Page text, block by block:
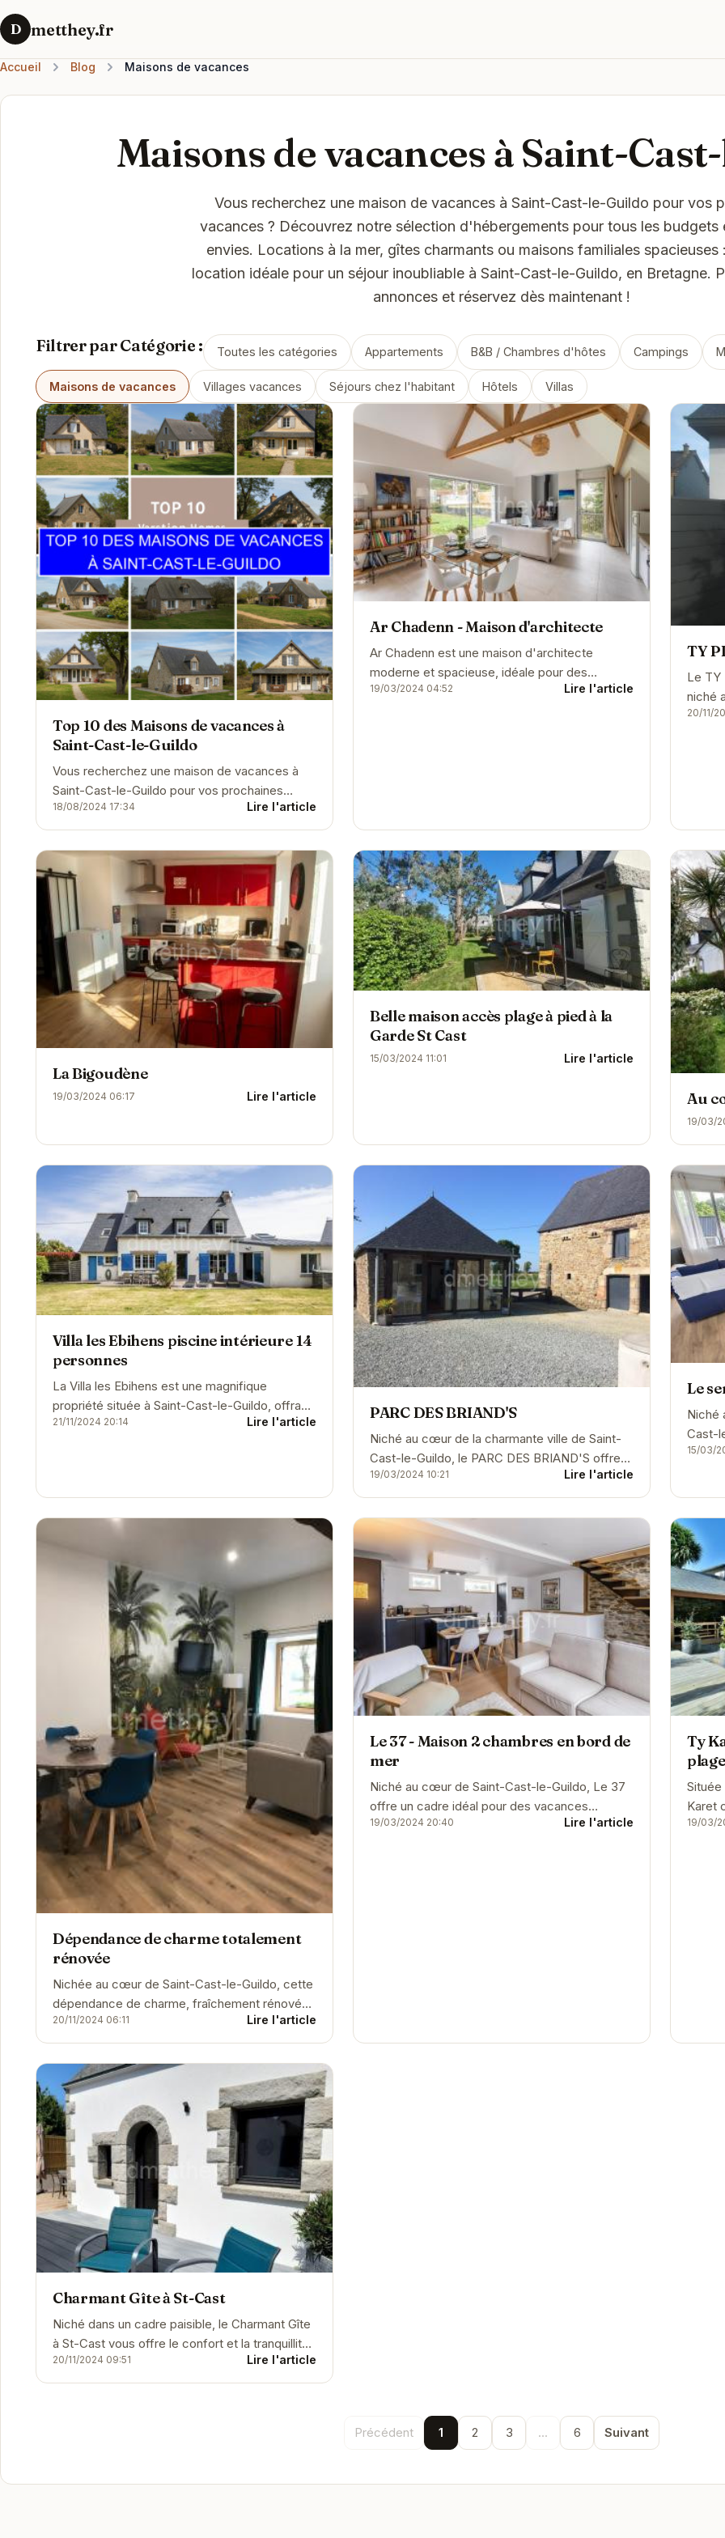
D metthey.fr
Accueil Blog Maisons de vacances
Maisons de vacances à Saint-
Vous recherchez une maison de vacances à Saint-Cast-le-Guildo pour vos
vacances ? Découvrez notre sélection d'hébergements pour tous les budgets
envies. Locations à la mer, gîtes charmants ou maisons familiales spacieuses
location idéale pour un séjour inoubliable à Saint-Cast-le-Guildo, en Bretagne.
annonces et réservez dès maintenant !
Filtrer par Catégorie : Toutes les catégories Appartements B&B / Chambres d'hôtes Campings
Maisons de vacances Villages vacances Séjours chez l'habitant Hôtels Villas
Top 10 des Maisons de vacances à
Saint-Cast-le-Guildo
Vous recherchez une maison de vacances à
Saint-Cast-le-Guildo pour vos prochaines
vacances ? Découvrez notre sélection
d'hébergements pour tous les b...
18/08/2024 17:34 Lire l'article
Ar Chadenn - Maison d'architecte
Ar Chadenn est une maison d'architecte
moderne et spacieuse, idéale pour des
vacances en famille ou entre amis. Elle offre un
19/03/2024 04:52 Lire l'article
TY
Le TY
niché
20/11/
La Bigoudène
19/03/2024 06:17 Lire l'article
Belle maison accès plage à pied à la
Garde St Cast
15/03/2024 11:01 Lire l'article
Au
19/03/
Villa les Ebihens piscine intérieure 14
personnes
La Villa les Ebihens est une magnifique
propriété située à Saint-Cast-le-Guildo, offrant
un cadre idéal pour des vacances en famille ou
21/11/2024 20:14 Lire l'article PARC DES BRIAND'S
Niché au cœur de la charmante ville de Saint-
Cast-le-Guildo, le PARC DES BRIAND'S offre
un cadre idéal pour des vacances reposantes
en bord de...
19/03/2024 10:21 Lire l'article
Le
Niché
Cast-
15/03/
Dépendance de charme totalement
rénovée
Nichée au cœur de Saint-Cast-le-Guildo, cette
dépendance de charme, fraîchement rénovée,
offre un havre de paix idéal pour des
vacances...
20/11/2024 06:11 Lire l'article
Le 37 - Maison 2 chambres en bord de
mer
Niché au cœur de Saint-Cast-le-Guildo, Le 37
offre un cadre idéal pour des vacances
reposantes. Ses deux chambres spacieuses et
19/03/2024 20:40 Lire l'article
Ty
plage
Karet
19/03/
Charmant Gîte à St-Cast
Niché dans un cadre paisible, le Charmant Gîte
à St-Cast vous offre le confort et la tranquillité
pour un séjour mémorable. Avec ses...
20/11/2024 09:51 Lire l'article
Précédent 1 2 3 ... 6 Suivant